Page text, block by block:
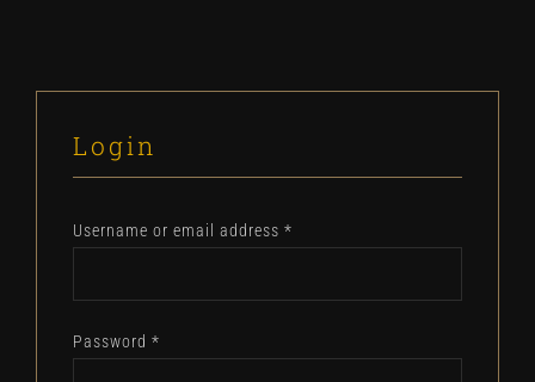
Login
Username or email address *
Password *